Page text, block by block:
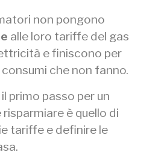
non pongono
alle loro tariffe del gas
e finiscono per
che non fanno.
primo passo per un
è quello di
tariffe e definire le